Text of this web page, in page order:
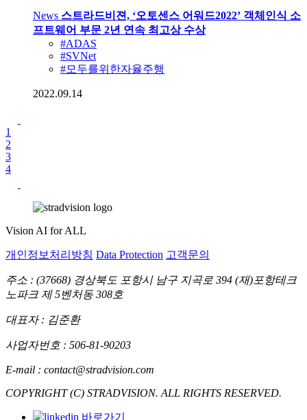
News 스트라드비젼, ‘오토센스 어워드2022’ 객체인식 소
프트웨어 부문 2년 연속 최고상 수상
#ADAS
#SVNet
#모두를위한자율주행
2022.09.14
1
2
3
4
Vision AI for ALL
개인정보처리방침 Data Protection 고객문의
주소 : (37668) 경상북도 포항시 남구 지곡로 394 (재)포항테크
노파크 제 5벤처동 308호
대표자 : 김준환
사업자번호 : 506-81-90203
E-mail : contact@stradvision.com
COPYRIGHT (C) STRADVISION. ALL RIGHTS RESERVED.